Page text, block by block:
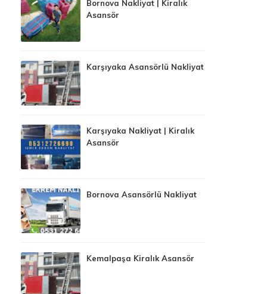
Bornova Nakliyat | Kiralık
Asansör
Karşıyaka Asansörlü Nakliyat
Karşıyaka Nakliyat | Kiralık
Asansör
Bornova Asansörlü Nakliyat
Kemalpaşa Kiralık Asansör